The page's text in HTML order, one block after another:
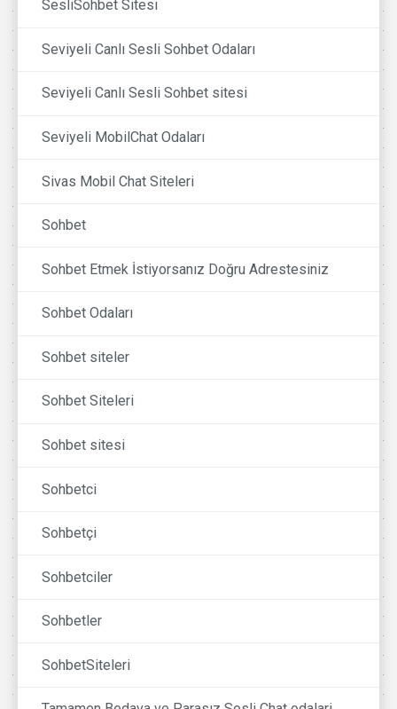
SesliSohbet Sitesi
Seviyeli Canlı Sesli Sohbet Odaları
Seviyeli Canlı Sesli Sohbet sitesi
Seviyeli MobilChat Odaları
Sivas Mobil Chat Siteleri
Sohbet
Sohbet Etmek İstiyorsanız Doğru Adrestesiniz
Sohbet Odaları
Sohbet siteler
Sohbet Siteleri
Sohbet sitesi
Sohbetci
Sohbetçi
Sohbetciler
Sohbetler
SohbetSiteleri